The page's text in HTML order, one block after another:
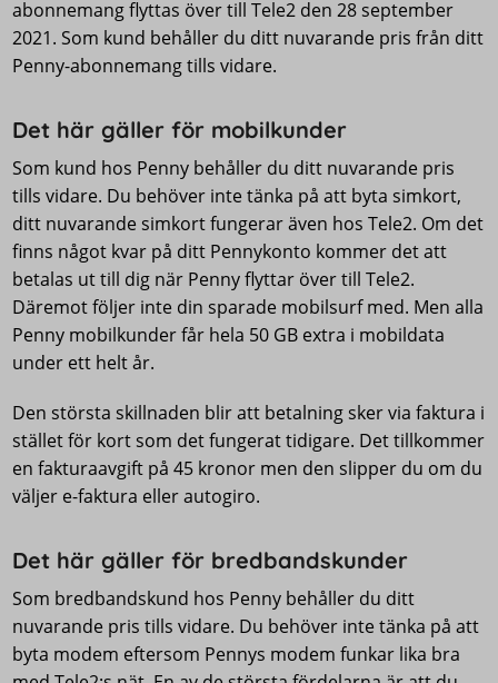
abonnemang flyttas över till Tele2 den 28 september
2021. Som kund behåller du ditt nuvarande pris från ditt
Penny-abonnemang tills vidare.
Det här gäller för mobilkunder
Som kund hos Penny behåller du ditt nuvarande pris
tills vidare. Du behöver inte tänka på att byta simkort,
ditt nuvarande simkort fungerar även hos Tele2. Om det
finns något kvar på ditt Pennykonto kommer det att
betalas ut till dig när Penny flyttar över till Tele2.
Däremot följer inte din sparade mobilsurf med. Men alla
Penny mobilkunder får hela 50 GB extra i mobildata
under ett helt år.
Den största skillnaden blir att betalning sker via faktura i
stället för kort som det fungerat tidigare. Det tillkommer
en fakturaavgift på 45 kronor men den slipper du om du
väljer e-faktura eller autogiro.
Det här gäller för bredbandskunder
Som bredbandskund hos Penny behåller du ditt
nuvarande pris tills vidare. Du behöver inte tänka på att
byta modem eftersom Pennys modem funkar lika bra